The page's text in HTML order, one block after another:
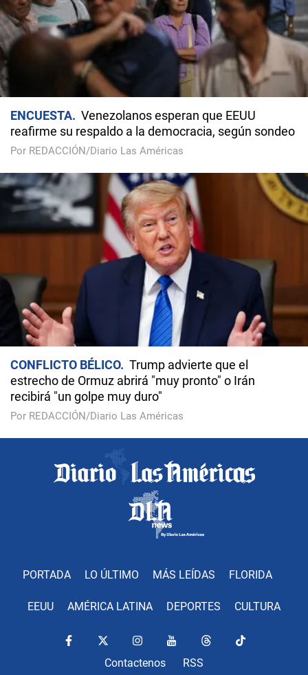
ENCUESTA
Venezolanos esperan que EEUU
reafirme su respaldo a la democracia, según sondeo
Por REDACCIÓN/Diario Las Américas
CONFLICTO BÉLICO
Trump advierte que el
estrecho de Ormuz abrirá "muy pronto" o Irán
recibirá "un golpe muy duro"
Por REDACCIÓN/Diario Las Américas
PORTADA LO ÚLTIMO MÁS LEÍDAS FLORIDA
EEUU AMÉRICA LATINA DEPORTES CULTURA
Contactenos RSS